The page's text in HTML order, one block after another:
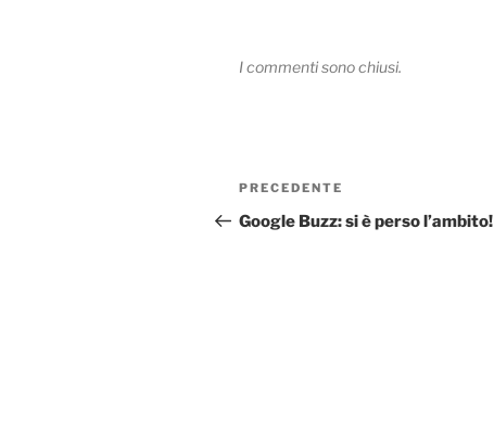
I commenti sono chiusi.
Navigazione
articoli
Articolo
precedente:
PRECEDENTE
Google Buzz: si è perso l’ambito!